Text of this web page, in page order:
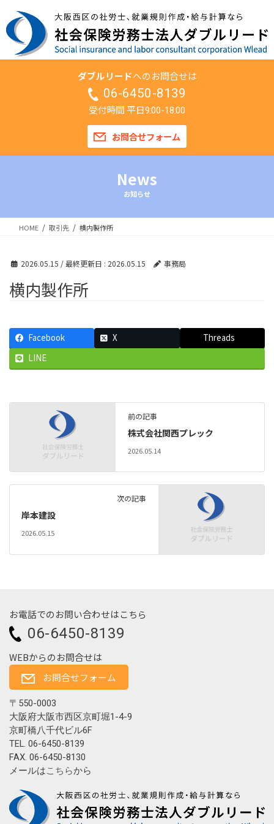
ダブルリードへのお問合せは
06-6450-8139
受付時間 平日9:00-18:00
お問合せフォーム
News
お知らせ
HOME 取引先 横内製作所
2026.05.15 / 最終更新日 : 2026.05.15 事務局
横内製作所
Facebook X
Threads
LINE
前の記事
株式会社関西プレック
2026.05.14
次の記事
岸本建設
2026.05.15
〒550-0003
大阪府大阪市西区京町堀1-4-9
京町橋八千代ビル6F
TEL. 06-6450-8139
FAX. 06-6450-8130
メールはこちらから
お電話でのお問い合わせはこちら
06-6450-8139
WEBからのお問合せは
お問合せフォーム